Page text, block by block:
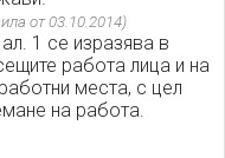
от 03.10.2014)
1 се изразява в
работа лица и на
места, с цел
на работа.